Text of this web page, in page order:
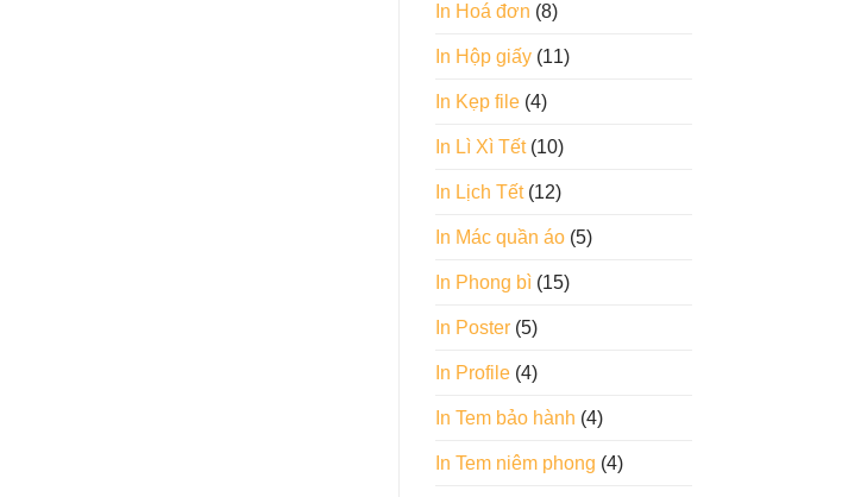
In Hoá đơn (8)
In Hộp giấy(11)
In Kẹp file(4)
In Lì Xì Tết(10)
In Lịch Tết(12)
In Mác quần áo(5)
In Phong bì(15)
In Poster(5)
In Profile(4)
In Tem bảo hành (4)
In Tem niêm phong (4)